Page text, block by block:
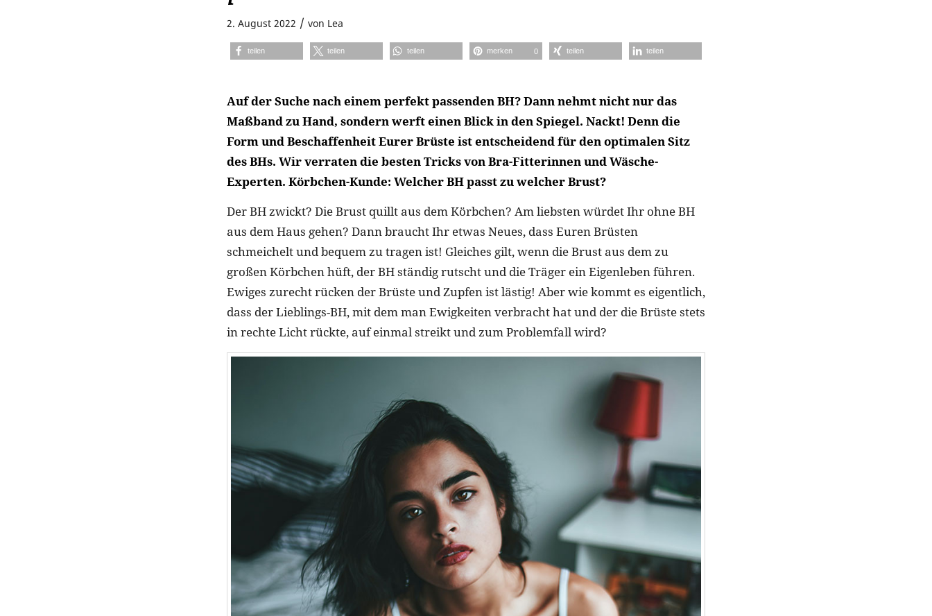
2. August 2022 / von Lea
teilen teilen teilen merken 0 teilen teilen
Auf der Suche nach einem perfekt passenden BH? Dann nehmt nicht nur das
Maßband zu Hand, sondern werft einen Blick in den Spiegel. Nackt! Denn die
Form und Beschaffenheit Eurer Brüste ist entscheidend für den optimalen Sitz
des BHs. Wir verraten die besten Tricks von Bra-Fitterinnen und Wäsche-
Experten. Körbchen-Kunde: Welcher BH passt zu welcher Brust?
Der BH zwickt? Die Brust quillt aus dem Körbchen? Am liebsten würdet Ihr ohne BH
aus dem Haus gehen? Dann braucht Ihr etwas Neues, dass Euren Brüsten
schmeichelt und bequem zu tragen ist! Gleiches gilt, wenn die Brust aus dem zu
großen Körbchen hüft, der BH ständig rutscht und die Träger ein Eigenleben führen.
Ewiges zurecht rücken der Brüste und Zupfen ist lästig! Aber wie kommt es eigentlich,
dass der Lieblings-BH, mit dem man Ewigkeiten verbracht hat und der die Brüste stets
in rechte Licht rückte, auf einmal streikt und zum Problemfall wird?